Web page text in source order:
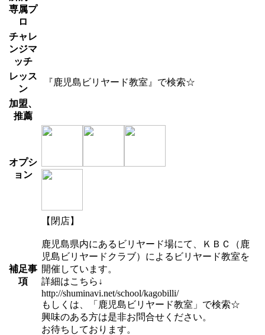
専属プ
ロ
チャレ
ンジマ
ッチ
レッス
ン
『鹿児島ビリヤード教室』で検索☆
加盟、
推薦
オプシ
ョン
補足事
項
【閉店】
鹿児島県内にあるビリヤード場にて、ＫＢＣ（鹿
児島ビリヤードクラブ）によるビリヤード教室を
開催しています。
詳細はこちら↓
http://shuminavi.net/school/kagobilli/
もしくは、「鹿児島ビリヤード教室」で検索☆
興味のある方は是非お問合せください。
お待ちしております。